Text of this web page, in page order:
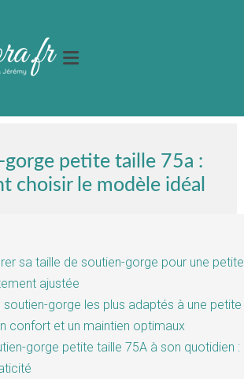
petite taille 75a :
choisir le modèle idéal
sa taille de soutien-gorge pour une petite
ajustée
gorge les plus adaptés à une petite
confort et un maintien optimaux
gorge petite taille 75A à son quotidien :